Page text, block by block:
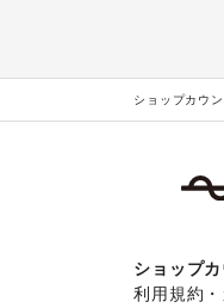
ショップカウ
ショップ
利用規約